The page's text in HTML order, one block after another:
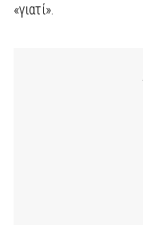
«γιατί».